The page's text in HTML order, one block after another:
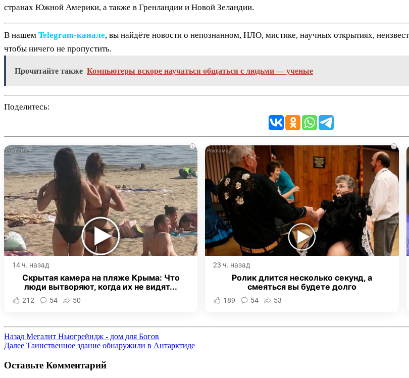
странах Южной Америки, а также в Гренландии и Новой Зеландии.
В нашем Telegram‑канале, вы найдёте новости о непознанном, НЛО, мистике, научных открытиях,
чтобы ничего не пропустить.
Прочитайте также Компьютеры вскоре научаться общаться с людьми — ученые
Поделитесь:
i
14 ч. назад
Скрытая камера на пляже Крыма: Что
люди вытворяют, когда их не видят...
212 54 50
i
23 ч. назад
Ролик длится несколько секунд, а
смеяться вы будете долго
189 54 53
Назад Мегалит Ньюгрейндж - дом для Богов
Далее Таинственное здание обнаружили в Антарктиде
Оставьте Комментарий